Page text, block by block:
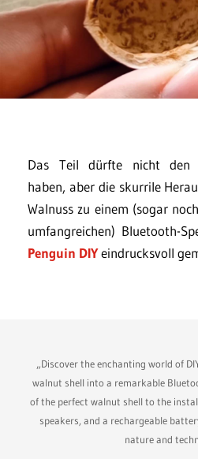
Das Teil dürfte nicht den
haben, aber die skurrile
Walnuss zu einem (sogar
umfangreichen) Bluetooth-
Penguin DIYeindrucksvoll
„Discover the enchanting world of
walnut shell into a remarkable
of the perfect walnut shell to the
speakers, and a rechargeable
nature and